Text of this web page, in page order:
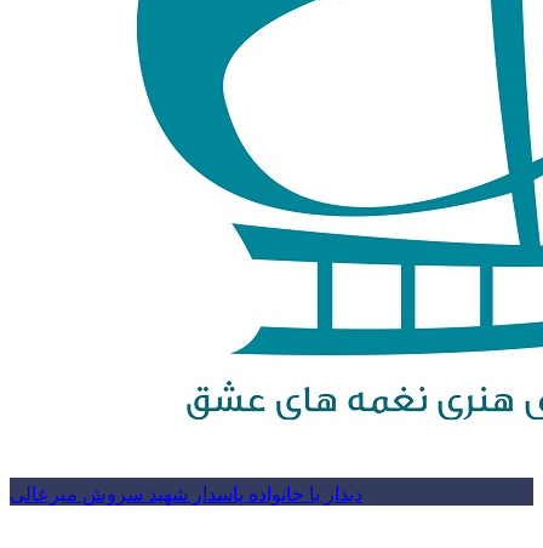
دیدار با خانواده پاسدار شهید سروش میرعالی